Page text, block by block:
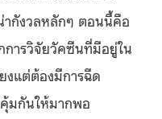
กังวลหลักๆ ตอนนี้คือ
การวิจัยวัคซีนที่มีอยู่ใน
งแต่ต้องมีการฉีด
มกันให้มากพอ